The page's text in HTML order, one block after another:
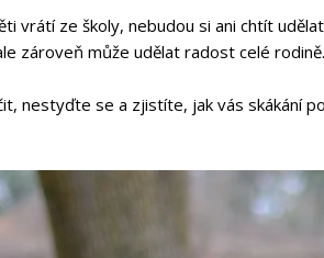
vrátí ze školy, nebudou si ani chtít
zároveň může udělat radost celé rodině.
nestyďte se a zjistíte, jak vás skákání